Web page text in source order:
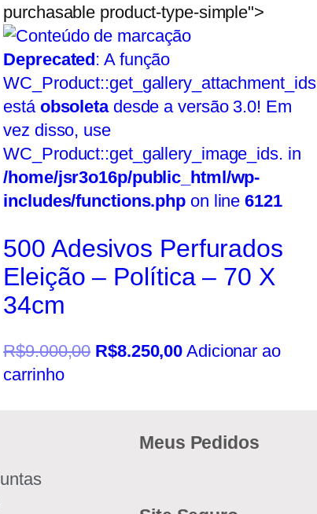
purchasable product-type-simple">
Deprecated: A função
WC_Product::get_gallery_attachment_ids
está obsoletadesde a versão 3.0! Em
vez disso, use
WC_Product::get_gallery_image_ids. in
/home/jsr3o16p/public_html/wp-
includes/functions.php on line6121
500 Adesivos Perfurados
Eleição – Política – 70 X
34cm
R$9.000,00 R$8.250,00 Adicionar ao
carrinho
Meus Pedidos